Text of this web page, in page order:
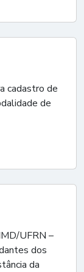
cadastro de
de
UFRN –
dos
da